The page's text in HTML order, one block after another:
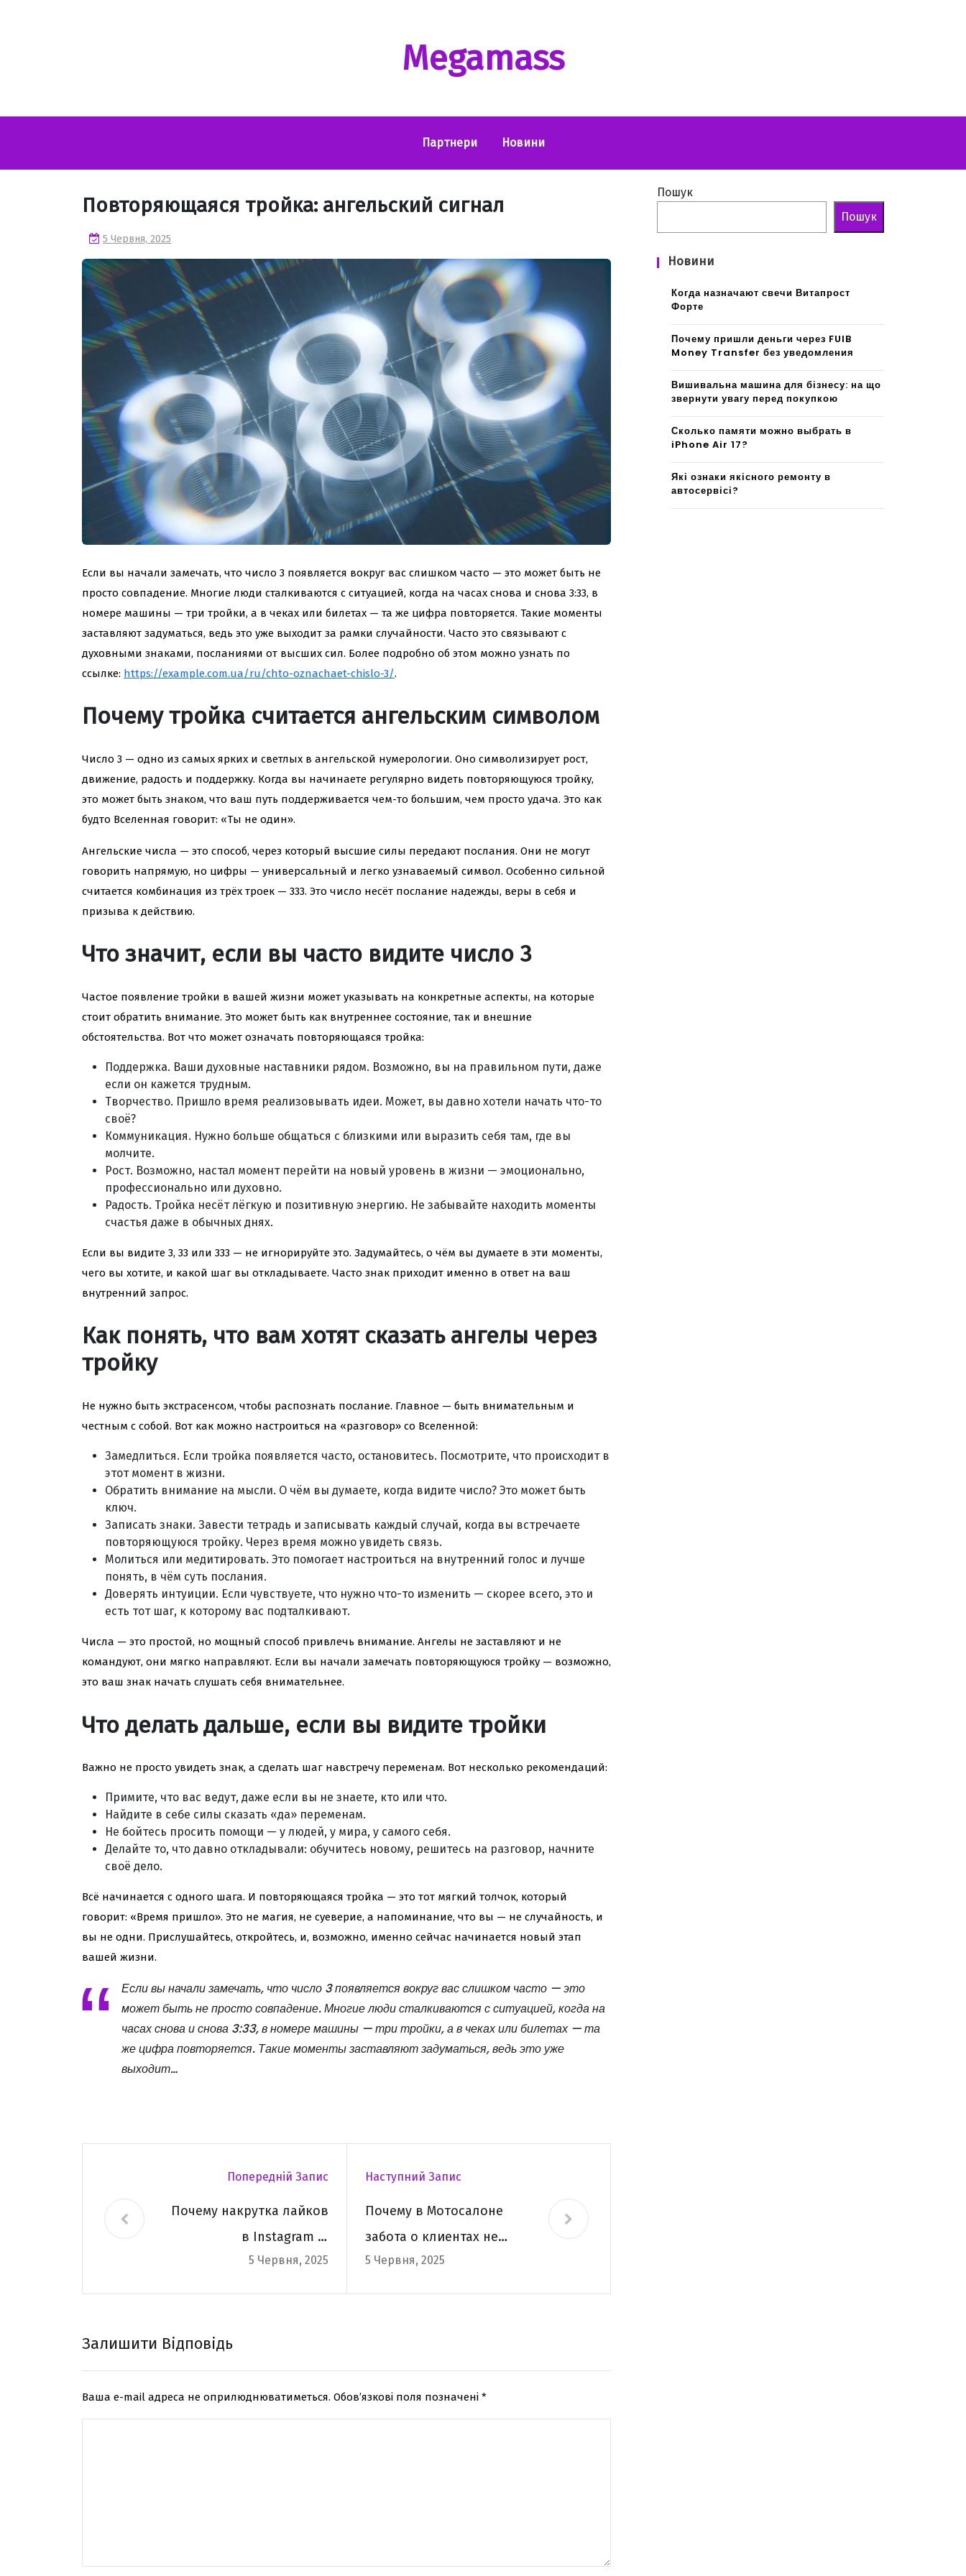
Megamass
Партнери Новини
Повторяющаяся тройка: ангельский сигнал
5 Червня, 2025
Если вы начали замечать, что число 3 появляется вокруг вас слишком часто — это может быть не
просто совпадение. Многие люди сталкиваются с ситуацией, когда на часах снова и снова 3:33, в
номере машины — три тройки, а в чеках или билетах — та же цифра повторяется. Такие моменты
заставляют задуматься, ведь это уже выходит за рамки случайности. Часто это связывают с
духовными знаками, посланиями от высших сил. Более подробно об этом можно узнать по
ссылке: https://example.com.ua/ru/chto-oznachaet-chislo-3/.
Почему тройка считается ангельским символом
Число 3 — одно из самых ярких и светлых в ангельской нумерологии. Оно символизирует рост,
движение, радость и поддержку. Когда вы начинаете регулярно видеть повторяющуюся тройку,
это может быть знаком, что ваш путь поддерживается чем-то большим, чем просто удача. Это как
будто Вселенная говорит: «Ты не один».
Ангельские числа — это способ, через который высшие силы передают послания. Они не могут
говорить напрямую, но цифры — универсальный и легко узнаваемый символ. Особенно сильной
считается комбинация из трёх троек — 333. Это число несёт послание надежды, веры в себя и
призыва к действию.
Что значит, если вы часто видите число 3
Частое появление тройки в вашей жизни может указывать на конкретные аспекты, на которые
стоит обратить внимание. Это может быть как внутреннее состояние, так и внешние
обстоятельства. Вот что может означать повторяющаяся тройка:
Поддержка. Ваши духовные наставники рядом. Возможно, вы на правильном пути, даже
если он кажется трудным.
Творчество. Пришло время реализовывать идеи. Может, вы давно хотели начать что-то
своё?
Коммуникация. Нужно больше общаться с близкими или выразить себя там, где вы
молчите.
Рост. Возможно, настал момент перейти на новый уровень в жизни — эмоционально,
профессионально или духовно.
Радость. Тройка несёт лёгкую и позитивную энергию. Не забывайте находить моменты
счастья даже в обычных днях.
Если вы видите 3, 33 или 333 — не игнорируйте это. Задумайтесь, о чём вы думаете в эти моменты,
чего вы хотите, и какой шаг вы откладываете. Часто знак приходит именно в ответ на ваш
внутренний запрос.
Как понять, что вам хотят сказать ангелы через
тройку
Не нужно быть экстрасенсом, чтобы распознать послание. Главное — быть внимательным и
честным с собой. Вот как можно настроиться на «разговор» со Вселенной:
Замедлиться. Если тройка появляется часто, остановитесь. Посмотрите, что происходит в
этот момент в жизни.
Обратить внимание на мысли. О чём вы думаете, когда видите число? Это может быть
ключ.
Записать знаки. Завести тетрадь и записывать каждый случай, когда вы встречаете
повторяющуюся тройку. Через время можно увидеть связь.
Молиться или медитировать. Это помогает настроиться на внутренний голос и лучше
понять, в чём суть послания.
Доверять интуиции. Если чувствуете, что нужно что-то изменить — скорее всего, это и
есть тот шаг, к которому вас подталкивают.
Числа — это простой, но мощный способ привлечь внимание. Ангелы не заставляют и не
командуют, они мягко направляют. Если вы начали замечать повторяющуюся тройку — возможно,
это ваш знак начать слушать себя внимательнее.
Что делать дальше, если вы видите тройки
Важно не просто увидеть знак, а сделать шаг навстречу переменам. Вот несколько рекомендаций:
Примите, что вас ведут, даже если вы не знаете, кто или что.
Найдите в себе силы сказать «да» переменам.
Не бойтесь просить помощи — у людей, у мира, у самого себя.
Делайте то, что давно откладывали: обучитесь новому, решитесь на разговор, начните
своё дело.
Всё начинается с одного шага. И повторяющаяся тройка — это тот мягкий толчок, который
говорит: «Время пришло». Это не магия, не суеверие, а напоминание, что вы — не случайность, и
вы не одни. Прислушайтесь, откройтесь, и, возможно, именно сейчас начинается новый этап
вашей жизни.
Если вы начали замечать, что число 3 появляется вокруг вас слишком часто — это
может быть не просто совпадение. Многие люди сталкиваются с ситуацией, когда на
часах снова и снова 3:33, в номере машины — три тройки, а в чеках или билетах — та
же цифра повторяется. Такие моменты заставляют задуматься, ведь это уже
выходит…
Попередній Запис
Почему накрутка лайков
в Instagram —
эффективный способ
5 Червня, 2025
Наступний Запис
Почему в Мотосалоне
забота о клиентах не
просто слова
5 Червня, 2025
Залишити Відповідь
Ваша e-mail адреса не оприлюднюватиметься. Обов’язкові поля позначені *
Пошук
Пошук
Новини
Когда назначают свечи Витапрост
Форте
Почему пришли деньги через FUIB
Money Transfer без уведомления
Вишивальна машина для бізнесу: на що
звернути увагу перед покупкою
Сколько памяти можно выбрать в
iPhone Air 17?
Які ознаки якісного ремонту в
автосервісі?